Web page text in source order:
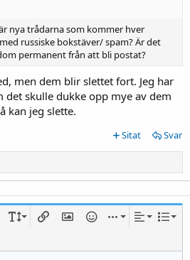
nya trådarna som kommer hver
russiske bokstäver/ spam? Är det
permanent från att bli postat?
men dem blir slettet fort. Jeg har
det skulle dukke opp mye av dem
kan jeg slette.
Sitat Svar